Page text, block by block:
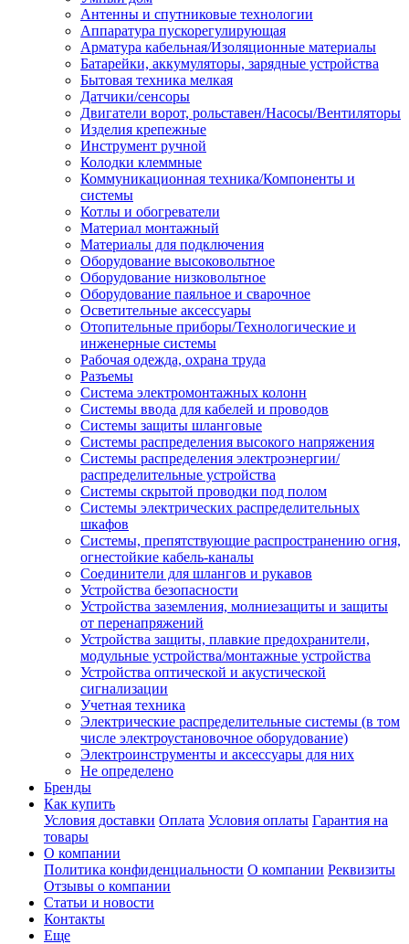
Антенны и спутниковые технологии
Аппаратура пускорегулирующая
Арматура кабельная/Изоляционные материалы
Батарейки, аккумуляторы, зарядные устройства
Бытовая техника мелкая
Датчики/сенсоры
Двигатели ворот, рольставен/Насосы/Вентиляторы
Изделия крепежные
Инструмент ручной
Колодки клеммные
Коммуникационная техника/Компоненты и
системы
Котлы и обогреватели
Материал монтажный
Материалы для подключения
Оборудование высоковольтное
Оборудование низковольтное
Оборудование паяльное и сварочное
Осветительные аксессуары
Отопительные приборы/Технологические и
инженерные системы
Рабочая одежда, охрана труда
Разъемы
Система электромонтажных колонн
Системы ввода для кабелей и проводов
Системы защиты шланговые
Системы распределения высокого напряжения
Системы распределения электроэнергии/
распределительные устройства
Системы скрытой проводки под полом
Системы электрических распределительных
шкафов
Системы, препятствующие распространению огня,
огнестойкие кабель-каналы
Соединители для шлангов и рукавов
Устройства безопасности
Устройства заземления, молниезащиты и защиты
от перенапряжений
Устройства защиты, плавкие предохранители,
модульные устройства/монтажные устройства
Устройства оптической и акустической
сигнализации
Учетная техника
Электрические распределительные системы (в том
числе электроустановочное оборудование)
Электроинструменты и аксессуары для них
Не определено
Бренды
Как купить
Условия доставки Оплата Условия оплаты Гарантия на
товары
О компании
Политика конфиденциальности О компании Реквизиты
Отзывы о компании
Статьи и новости
Контакты
Еще